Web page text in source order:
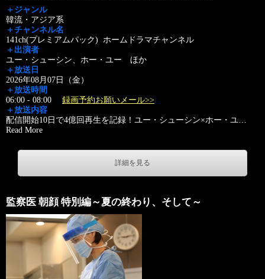
＋ジャンル
韓流・アジア系
＋チャンネル名
141ch(プレミアムパック) ホームドラマチャンネル
＋出演者
ユー・シューシン、ホー・ユー ほか
＋放送日
2026年08月07日（金）
＋放送時間
06:00 - 08:00 録画予約お願いメール>>
＋放送内容
配信開始10日で4億回再生を記録！ユー・シューシン×ホー・ユ…
Read More
詳細を見る
監察医 朝顔 特別編～夏の終わり、そして～